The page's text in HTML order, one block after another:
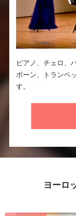
ピアノ、チェロ、
ボーン、トランペ
す。
ヨーロ